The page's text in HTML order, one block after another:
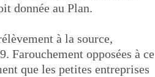
donnée au Plan.
à la source,
Farouchement opposées à ce
que les petites entreprises